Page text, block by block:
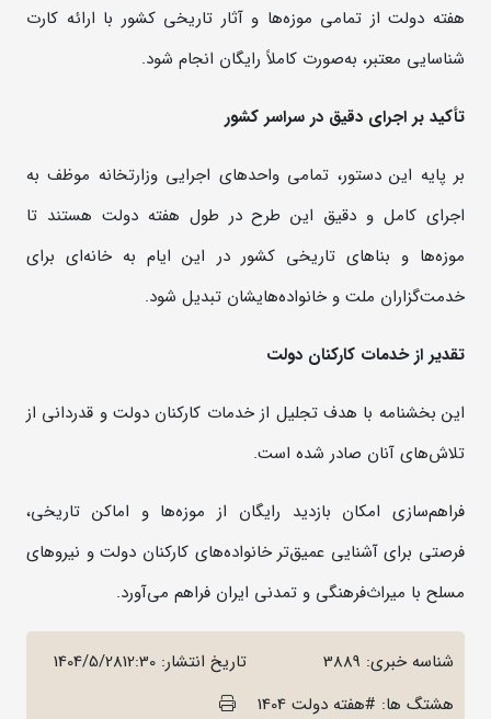
هفته دولت از تمامی موزه‌ها و آثار تاریخی کشور با ارائه کارت
شناسایی معتبر، به‌صورت کاملاً رایگان انجام شود.
تأکید بر اجرای دقیق در سراسر کشور
بر پایه این دستور، تمامی واحدهای اجرایی وزارتخانه موظف به
اجرای کامل و دقیق این طرح در طول هفته دولت هستند تا
موزه‌ها و بناهای تاریخی کشور در این ایام به خانه‌ای برای
خدمت‌گزاران ملت و خانواده‌هایشان تبدیل شود.
تقدیر از خدمات کارکنان دولت
این بخشنامه با هدف تجلیل از خدمات کارکنان دولت و قدردانی از
تلاش‌های آنان صادر شده است.
فراهم‌سازی امکان بازدید رایگان از موزه‌ها و اماکن تاریخی،
فرصتی برای آشنایی عمیق‌تر خانواده‌های کارکنان دولت و نیروهای
مسلح با میراث‌فرهنگی و تمدنی ایران فراهم می‌آورد.
شناسه خبری: 3889 تاریخ انتشار: 1404/5/2812:30
هشتگ ها: #هفته دولت 1404